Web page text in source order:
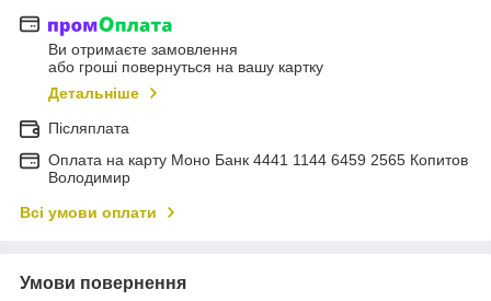
Ви отримаєте замовлення
або гроші повернуться на вашу картку
Детальніше
Післяплата
Оплата на карту Моно Банк 4441 1144 6459 2565 Копитов
Володимир
Всі умови оплати
Умови повернення